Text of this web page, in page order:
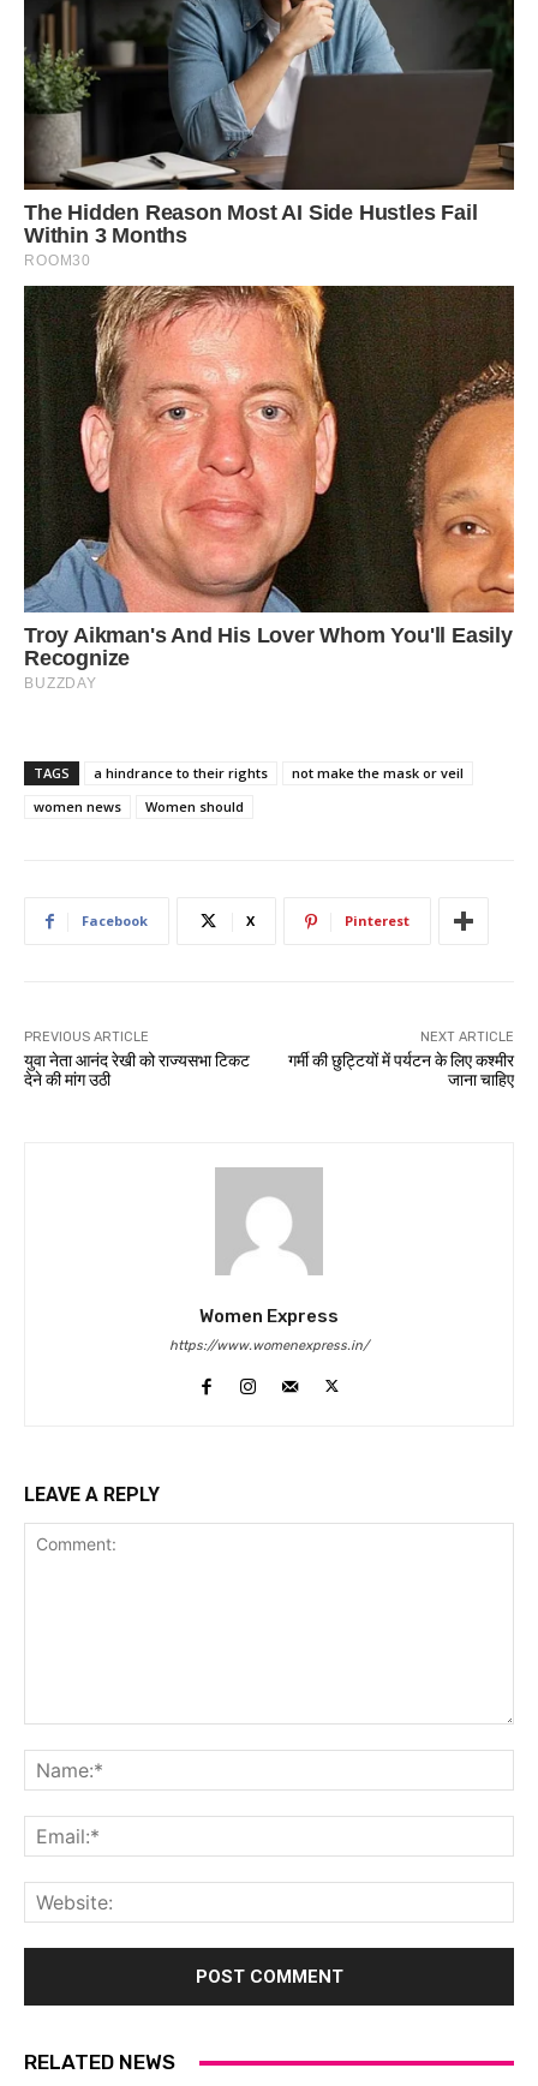
TAGS a hindrance to their rights
not make the mask or veil
women news
Women should
Facebook X Pinterest
PREVIOUS ARTICLE
युवा नेता आनंद रेखी को राज्यसभा टिकट
देने की मांग उठी
NEXT ARTICLE
गर्मी की छुट्टियों में पर्यटन के लिए कश्मीर
जाना चाहिए
Women Express
https://www.womenexpress.in/
LEAVE A REPLY
RELATED NEWS